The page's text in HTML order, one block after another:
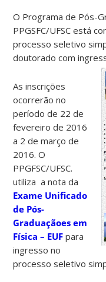
O Programa de Pós-
PPGSFC/UFSC está
processo seletivo
doutorado com
As inscrições
ocorrerão no
período de 22 de
fevereiro de 2016
a 2 de março de
2016. O
PPGFSC/UFSC.
utiliza a nota da
Exame Unificado
de Pós-
Graduaçãoes em
Física – EUF para
ingresso no
processo seletivo